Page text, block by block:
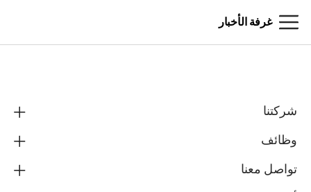
غرفة الأخبار
شركتنا
وظائف
تواصل معنا